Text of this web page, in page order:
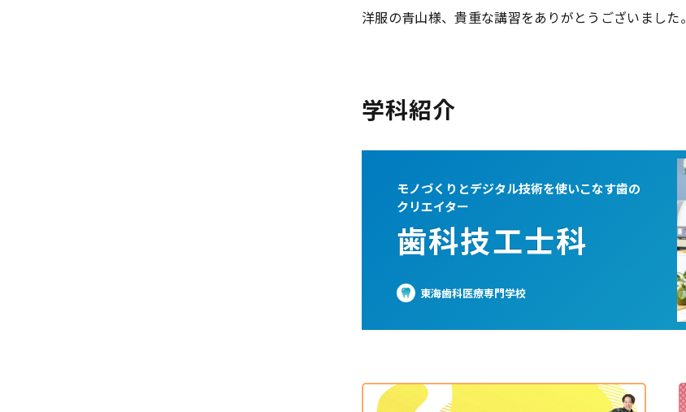
洋服の青山様、貴重な講習をありがとうございました。
学科紹介
モノづくりとデジタル技術を使いこなす歯の
クリエイター
歯科技工士科
東海歯科医療専門学校